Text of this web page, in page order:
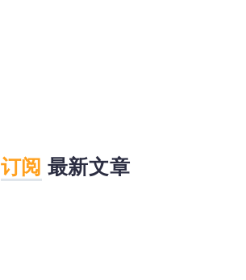
订阅 最新文章